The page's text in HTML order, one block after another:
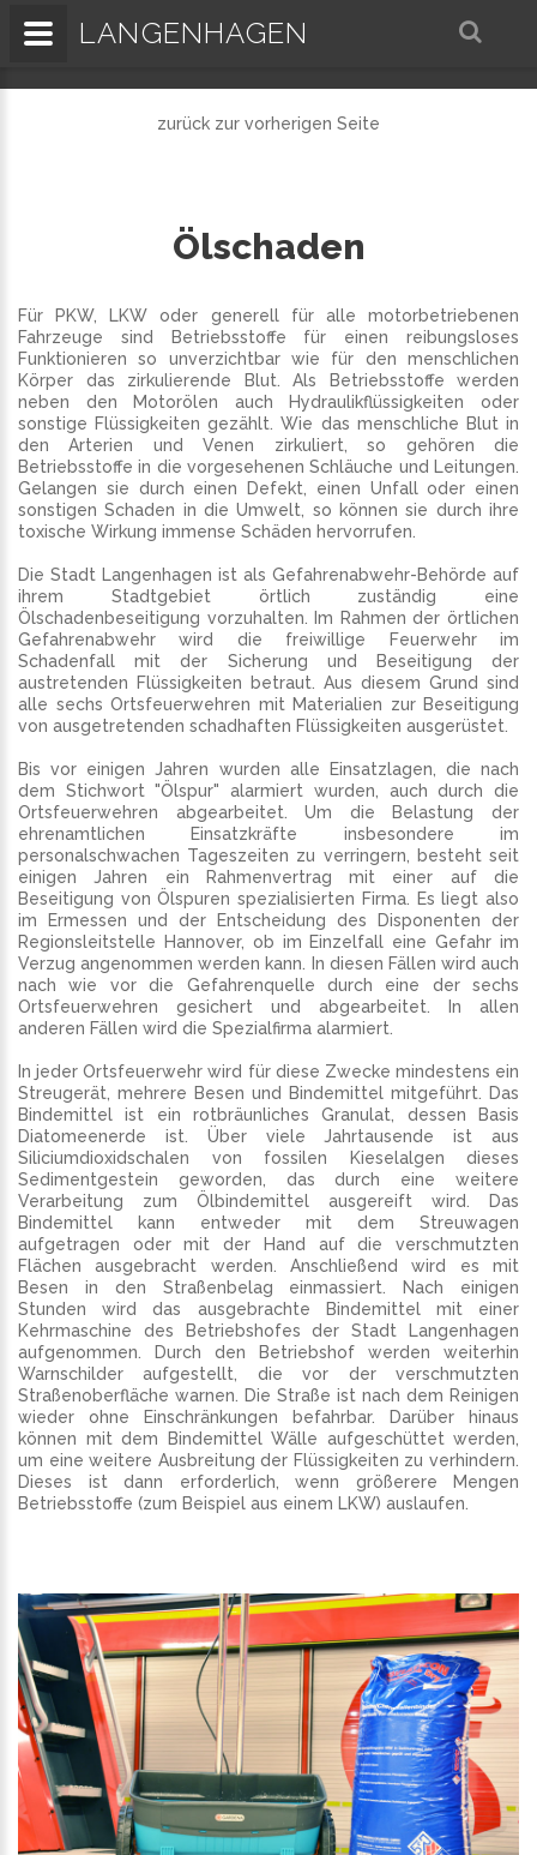
zurück zur vorherigen Seite
Ölschaden
Für PKW, LKW oder generell für alle motorbetriebenen
Fahrzeuge sind Betriebsstoffe für einen reibungsloses
Funktionieren so unverzichtbar wie für den menschlichen
Körper das zirkulierende Blut. Als Betriebsstoffe werden
neben den Motorölen auch Hydraulikflüssigkeiten oder
sonstige Flüssigkeiten gezählt. Wie das menschliche Blut in
den Arterien und Venen zirkuliert, so gehören die
Betriebsstoffe in die vorgesehenen Schläuche und Leitungen.
Gelangen sie durch einen Defekt, einen Unfall oder einen
sonstigen Schaden in die Umwelt, so können sie durch ihre
toxische Wirkung immense Schäden hervorrufen.
Die Stadt Langenhagen ist als Gefahrenabwehr-Behörde auf
ihrem Stadtgebiet örtlich zuständig eine
Ölschadenbeseitigung vorzuhalten. Im Rahmen der örtlichen
Gefahrenabwehr wird die freiwillige Feuerwehr im
Schadenfall mit der Sicherung und Beseitigung der
austretenden Flüssigkeiten betraut. Aus diesem Grund sind
alle sechs Ortsfeuerwehren mit Materialien zur Beseitigung
von ausgetretenden schadhaften Flüssigkeiten ausgerüstet.
Bis vor einigen Jahren wurden alle Einsatzlagen, die nach
dem Stichwort "Ölspur" alarmiert wurden, auch durch die
Ortsfeuerwehren abgearbeitet. Um die Belastung der
ehrenamtlichen Einsatzkräfte insbesondere im
personalschwachen Tageszeiten zu verringern, besteht seit
einigen Jahren ein Rahmenvertrag mit einer auf die
Beseitigung von Ölspuren spezialisierten Firma. Es liegt also
im Ermessen und der Entscheidung des Disponenten der
Regionsleitstelle Hannover, ob im Einzelfall eine Gefahr im
Verzug angenommen werden kann. In diesen Fällen wird auch
nach wie vor die Gefahrenquelle durch eine der sechs
Ortsfeuerwehren gesichert und abgearbeitet. In allen
anderen Fällen wird die Spezialfirma alarmiert.
In jeder Ortsfeuerwehr wird für diese Zwecke mindestens ein
Streugerät, mehrere Besen und Bindemittel mitgeführt. Das
Bindemittel ist ein rotbräunliches Granulat, dessen Basis
Diatomeenerde ist. Über viele Jahrtausende ist aus
Siliciumdioxidschalen von fossilen Kieselalgen dieses
Sedimentgestein geworden, das durch eine weitere
Verarbeitung zum Ölbindemittel ausgereift wird. Das
Bindemittel kann entweder mit dem Streuwagen
aufgetragen oder mit der Hand auf die verschmutzten
Flächen ausgebracht werden. Anschließend wird es mit
Besen in den Straßenbelag einmassiert. Nach einigen
Stunden wird das ausgebrachte Bindemittel mit einer
Kehrmaschine des Betriebshofes der Stadt Langenhagen
aufgenommen. Durch den Betriebshof werden weiterhin
Warnschilder aufgestellt, die vor der verschmutzten
Straßenoberfläche warnen. Die Straße ist nach dem Reinigen
wieder ohne Einschränkungen befahrbar. Darüber hinaus
können mit dem Bindemittel Wälle aufgeschüttet werden,
um eine weitere Ausbreitung der Flüssigkeiten zu verhindern.
Dieses ist dann erforderlich, wenn größerere Mengen
Betriebsstoffe (zum Beispiel aus einem LKW) auslaufen.
LANGENHAGEN